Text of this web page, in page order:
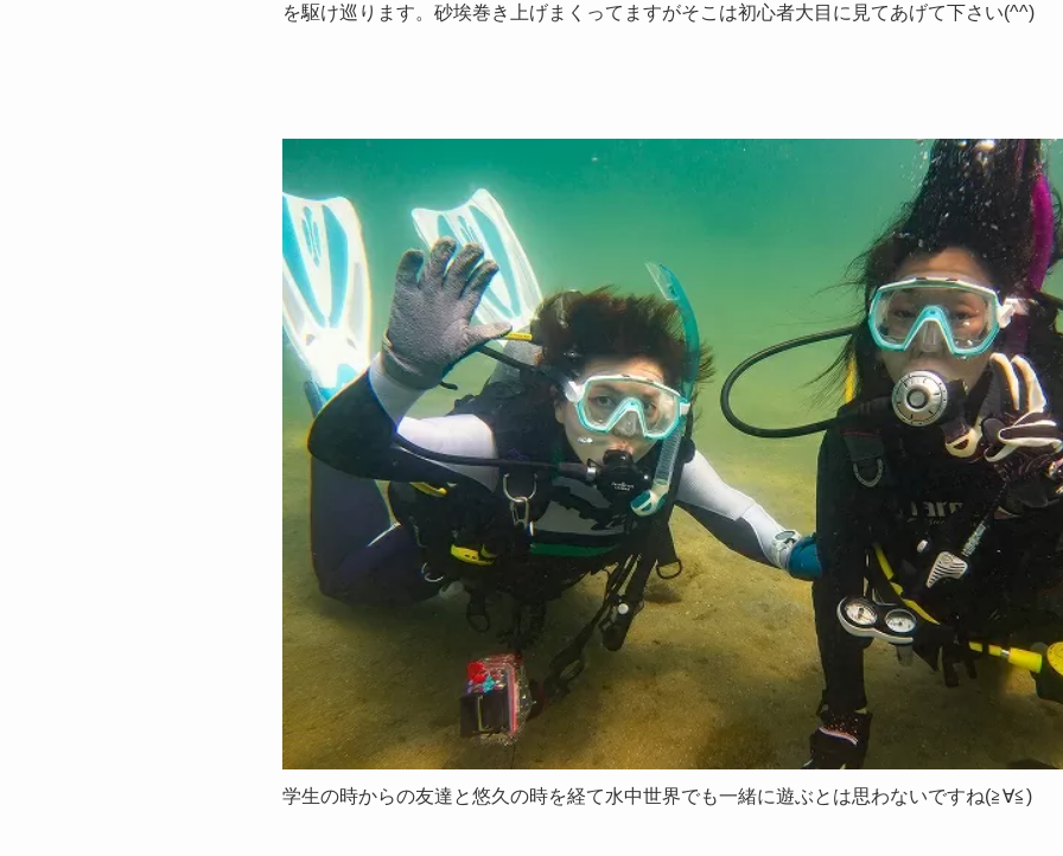
を駆け巡ります。砂埃巻き上げまくってますがそこは初心者大目に見てあげて下さい(^^)
学生の時からの友達と悠久の時を経て水中世界でも一緒に遊ぶとは思わないですね(≧∀≦)